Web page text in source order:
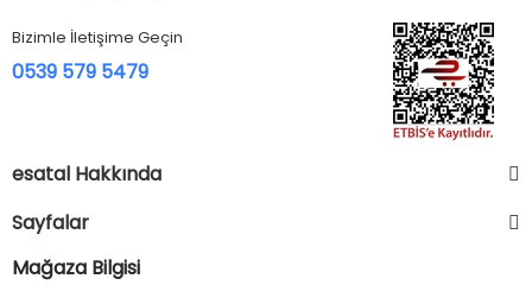
Bizimle İletişime Geçin
0539 579 5479
esatal Hakkında
Sayfalar
Mağaza Bilgisi